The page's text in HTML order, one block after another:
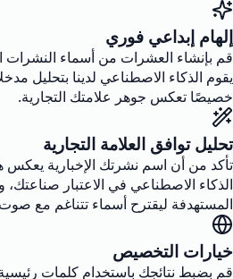
إلهام إبداعي فوري
قم بإنشاء العشرات من أسماء النشرات
يقوم الذكاء الاصطناعي لدينا بتحليل
خصيصًا تعكس جوهر علامتك التجارية.
تحليل توافق العلامة التجارية
تأكد من أن اسم نشرتك الإخبارية يعكس
الذكاء الاصطناعي في الاعتبار صناعتك،
المستهدفة ليقترح أسماء تتناغم مع صوت
خيارات التخصيص
قم بضبط نتائجك باستخدام كلمات